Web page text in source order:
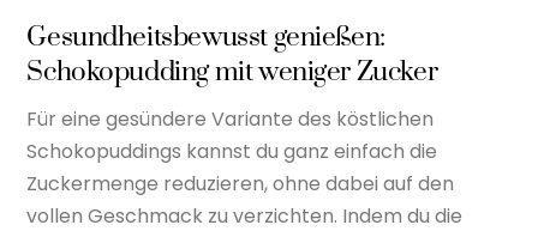
Gesundheitsbewusst genießen:
Schokopudding mit weniger Zucker
Für eine gesündere Variante des köstlichen
Schokopuddings kannst du ganz einfach die
Zuckermenge reduzieren, ohne dabei auf den
vollen Geschmack zu verzichten. Indem du die